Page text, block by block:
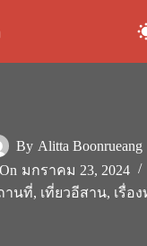
By Alitta Boonrueang
On มกราคม 23, 2024
านที่, เที่ยวอีสาน, เรื่อ